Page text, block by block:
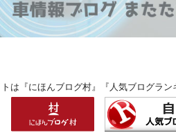
は『にほんブログ村』『人気ブログラ